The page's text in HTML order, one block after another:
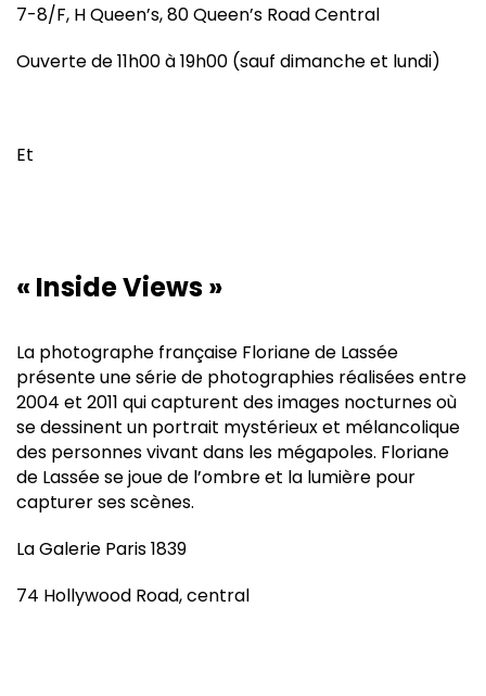
7-8/F, H Queen’s, 80 Queen’s Road Central
Ouverte de 11h00 à 19h00 (sauf dimanche et lundi)
Et
« Inside Views »
La photographe française Floriane de Lassée
présente une série de photographies réalisées entre
2004 et 2011 qui capturent des images nocturnes où
se dessinent un portrait mystérieux et mélancolique
des personnes vivant dans les mégapoles. Floriane
de Lassée se joue de l’ombre et la lumière pour
capturer ses scènes.
La Galerie Paris 1839
74 Hollywood Road, central